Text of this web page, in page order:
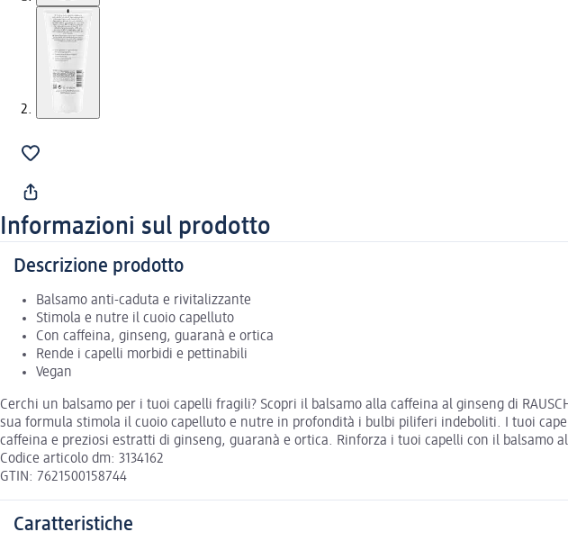
Informazioni sul prodotto
Descrizione prodotto
Balsamo anti-caduta e rivitalizzante
Stimola e nutre il cuoio capelluto
Con caffeina, ginseng, guaranà e ortica
Rende i capelli morbidi e pettinabili
Vegan
Cerchi un balsamo per i tuoi capelli fragili? Scopri il balsamo alla caffeina al ginseng di
sua formula stimola il cuoio capelluto e nutre in profondità i bulbi piliferi indeboliti. I tuoi
caffeina e preziosi estratti di ginseng, guaranà e ortica. Rinforza i tuoi capelli con il balsamo
Codice articolo dm: 3134162
GTIN: 7621500158744
Caratteristiche